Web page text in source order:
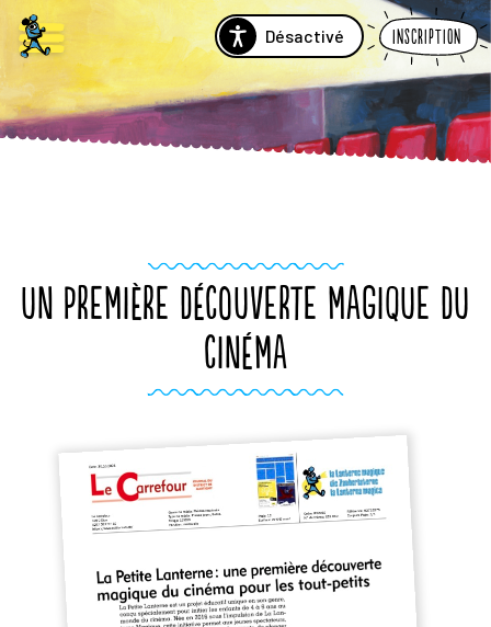
Désactivé Inscription
UN PREMIÈRE DÉCOUVERTE MAGIQUE DU
CINÉMA